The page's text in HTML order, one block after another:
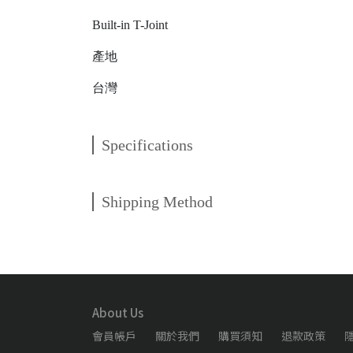
Built-in T-Joint
產地
台灣
Specifications
Shipping Method
About Us
會員帳戶 關於我們 購買須知 退款政策